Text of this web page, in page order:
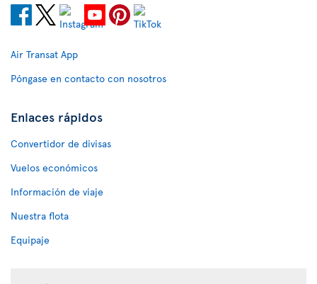
Air Transat App
Póngase en contacto con nosotros
Enlaces rápidos
Convertidor de divisas
Vuelos económicos
Información de viaje
Nuestra flota
Equipaje